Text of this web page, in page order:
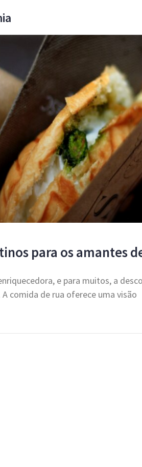
para os amantes
e para muitos, a
comida de rua oferece uma visão